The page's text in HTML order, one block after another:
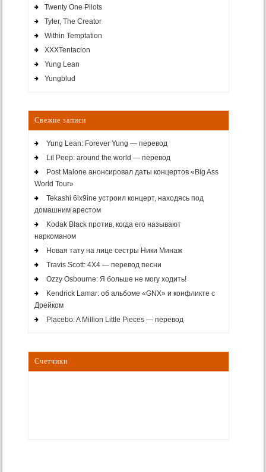
Twenty One Pilots
Tyler, The Creator
Within Temptation
XXXTentacion
Yung Lean
Yungblud
Свежие записи
Yung Lean: Forever Yung — перевод
Lil Peep: around the world — перевод
Post Malone анонсировал даты концертов «Big Ass
World Tour»
Tekashi 6ix9ine устроил концерт, находясь под
домашним арестом
Kodak Black против, когда его называют
наркоманом
Новая тату на лице сестры Ники Минаж
Travis Scott: 4X4 — перевод песни
Ozzy Osbourne: Я больше не могу ходить!
Kendrick Lamar: об альбоме «GNX» и конфликте с
Дрейком
Placebo: A Million Little Pieces — перевод
Счетчики